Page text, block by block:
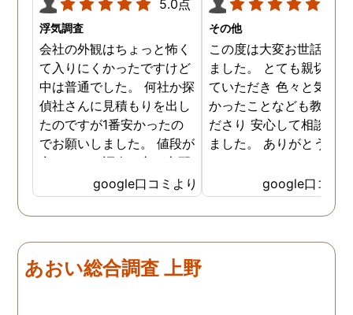
5.0点
浮気調査
会社の外観はちょっと怖く
て入りにくかったですけど
中は普通でした。 何社か探
偵社さんに見積もりを出し
たのですが1番安かったの
でお願いしました。 値段が
安いので、調査の方が心配
でしたがしっかり浮気の証
拠を押さえて頂けました。
ありがとう御座いました。
探偵に頼む事のない人生を
歩みますね(笑)
google口コミより
その他
この度は大変お世話にな
ました。 とても親切に
ていただき 色々と気付
かったことなども教えて
ださり 安心して相談が
ました。 ありがとうご
google口コミ
あおい総合調査 上野